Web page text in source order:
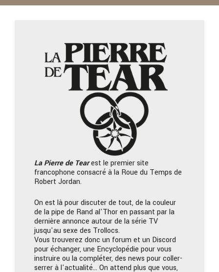
La Pierrede Tearest le premier site
francophone consacré à la Roue du Temps de
Robert Jordan.
On est là pour discuter de tout, de la couleur
de la pipe de Rand al'Thor en passant par la
dernière annonce autour de la série TV
jusqu'au sexe des Trollocs.
Vous trouverez donc un forum et un Discord
pour échanger, une Encyclopédie pour vous
instruire ou la compléter, des news pour coller-
serrer à l'actualité… On attend plus que vous,